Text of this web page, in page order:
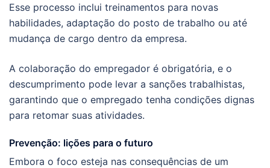
Esse processo inclui treinamentos para novas
habilidades, adaptação do posto de trabalho ou até
mudança de cargo dentro da empresa.
A colaboração do empregador é obrigatória, e o
descumprimento pode levar a sanções trabalhistas,
garantindo que o empregado tenha condições dignas
para retomar suas atividades.
Prevenção: lições para o futuro
Embora o foco esteja nas consequências de um